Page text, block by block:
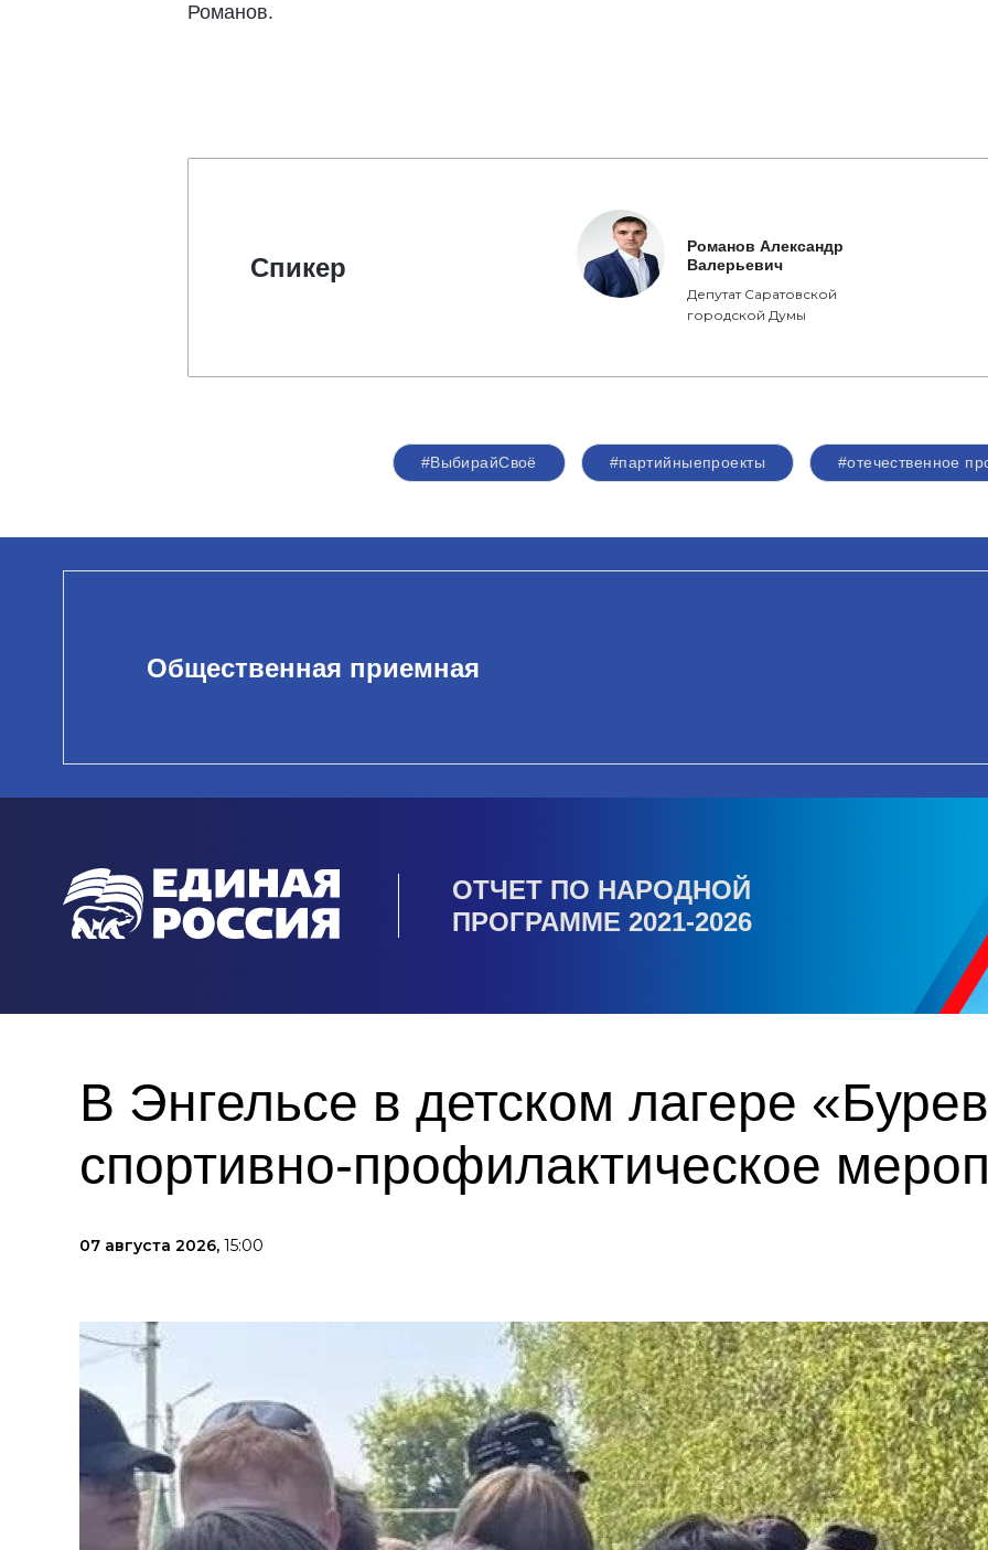
Романов.
Спикер
Романов Александр
Валерьевич
Депутат Саратовской
городской Думы
#ВыбирайСвоё #партийныепроекты #отечественное
Общественная приемная
ОТЧЕТ ПО НАРОДНОЙ
ПРОГРАММЕ 2021-2026
В Энгельсе в детском лагере
спортивно-профилактическое
07 августа 2026, 15:00